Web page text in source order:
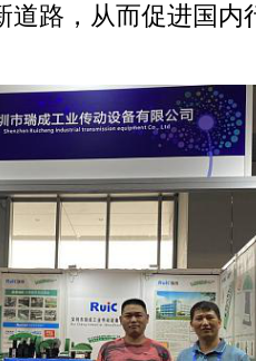
道路，从而促进国内